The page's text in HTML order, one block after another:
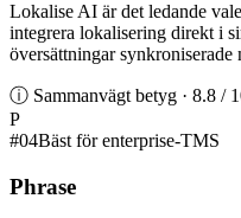
Lokalise AI är det ledande
integrera lokalisering direkt i
översättningar synkroniserade
ⓘ Sammanvägt betyg · 8.8 /
P
#04Bäst för enterprise-TMS
Phrase